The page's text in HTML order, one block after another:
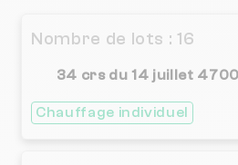
Nombre de lots : 16
34 crs du 14 juillet
Chauffage individuel